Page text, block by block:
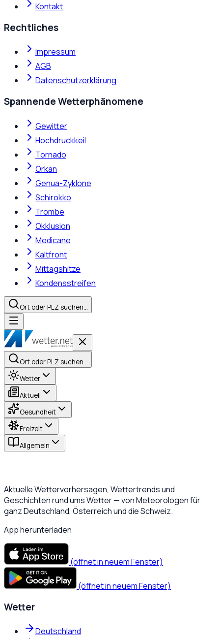
Kontakt
Rechtliches
Impressum
AGB
Datenschutzerklärung
Spannende Wetterphänomene
Gewitter
Hochdruckkeil
Tornado
Orkan
Genua-Zyklone
Schirokko
Trombe
Okklusion
Medicane
Kaltfront
Mittagshitze
Kondensstreifen
Ort oder PLZ suchen…
Ort oder PLZ suchen…
Wetter
Aktuell
Gesundheit
Freizeit
Allgemein
Aktuelle Wettervorhersagen, Wettertrends und
Geschichten rund ums Wetter — von Meteorologen für
ganz Deutschland, Österreich und die Schweiz.
App herunterladen
(öffnet in neuem Fenster)
(öffnet in neuem Fenster)
Wetter
Deutschland